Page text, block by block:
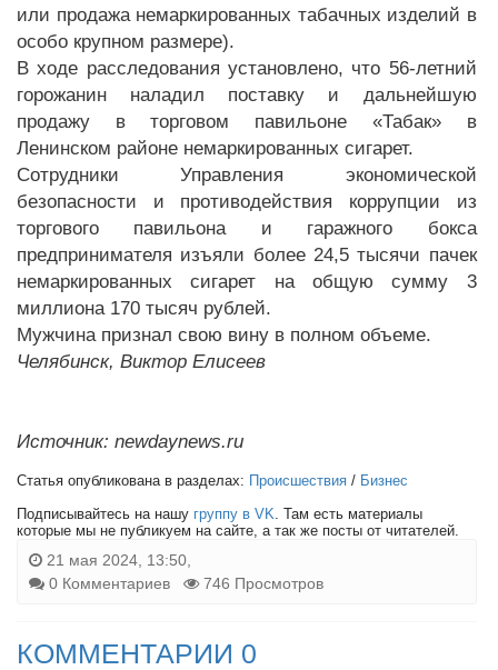
или продажа немаркированных табачных изделий в
особо крупном размере).
В ходе расследования установлено, что 56-летний
горожанин наладил поставку и дальнейшую
продажу в торговом павильоне «Табак» в
Ленинском районе немаркированных сигарет.
Сотрудники Управления экономической
безопасности и противодействия коррупции из
торгового павильона и гаражного бокса
предпринимателя изъяли более 24,5 тысячи пачек
немаркированных сигарет на общую сумму 3
миллиона 170 тысяч рублей.
Мужчина признал свою вину в полном объеме.
Челябинск, Виктор Елисеев
Источник: newdaynews.ru
Статья опубликована в разделах: Происшествия / Бизнес
Подписывайтесь на нашу группу в VK . Там есть материалы
которые мы не публикуем на сайте, а так же посты от читателей.
21 мая 2024, 13:50,
0 Комментариев
746 Просмотров
КОММЕНТАРИИ 0